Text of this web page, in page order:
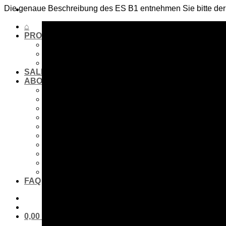
⌂
PRODUCTS
SALE
ABOUT US
FAQ
0,00
Die genaue Beschreibung des ES B1 entnehmen Sie bitte